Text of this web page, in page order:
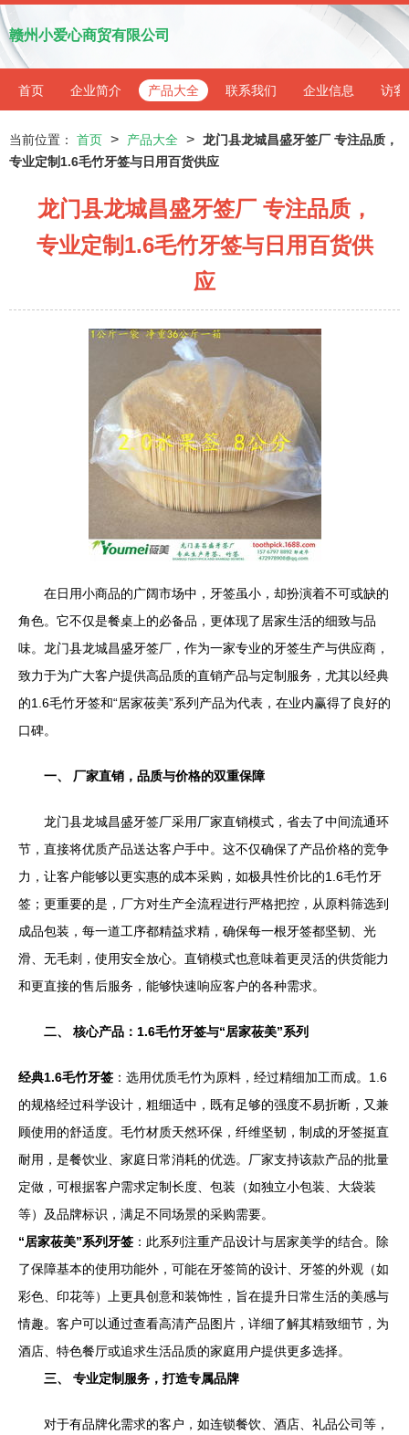
赣州小爱心商贸有限公司
首页 企业简介 产品大全 联系我们 企业信息 访客
当前位置： 首页 > 产品大全 > 龙门县龙城昌盛牙签厂 专注品质，
专业定制1.6毛竹牙签与日用百货供应
龙门县龙城昌盛牙签厂 专注品质，
专业定制1.6毛竹牙签与日用百货供
应
在日用小商品的广阔市场中，牙签虽小，却扮演着不可或缺的
角色。它不仅是餐桌上的必备品，更体现了居家生活的细致与品
味。龙门县龙城昌盛牙签厂，作为一家专业的牙签生产与供应商，
致力于为广大客户提供高品质的直销产品与定制服务，尤其以经典
的1.6毛竹牙签和“居家莜美”系列产品为代表，在业内赢得了良好的
口碑。
一、 厂家直销，品质与价格的双重保障
龙门县龙城昌盛牙签厂采用厂家直销模式，省去了中间流通环
节，直接将优质产品送达客户手中。这不仅确保了产品价格的竞争
力，让客户能够以更实惠的成本采购，如极具性价比的1.6毛竹牙
签；更重要的是，厂方对生产全流程进行严格把控，从原料筛选到
成品包装，每一道工序都精益求精，确保每一根牙签都坚韧、光
滑、无毛刺，使用安全放心。直销模式也意味着更灵活的供货能力
和更直接的售后服务，能够快速响应客户的各种需求。
二、 核心产品：1.6毛竹牙签与“居家莜美”系列
经典1.6毛竹牙签 ：选用优质毛竹为原料，经过精细加工而成。1.6
的规格经过科学设计，粗细适中，既有足够的强度不易折断，又兼
顾使用的舒适度。毛竹材质天然环保，纤维坚韧，制成的牙签挺直
耐用，是餐饮业、家庭日常消耗的优选。厂家支持该款产品的批量
定做，可根据客户需求定制长度、包装（如独立小包装、大袋装
等）及品牌标识，满足不同场景的采购需要。
“居家莜美”系列牙签 ：此系列注重产品设计与居家美学的结合。除
了保障基本的使用功能外，可能在牙签筒的设计、牙签的外观（如
彩色、印花等）上更具创意和装饰性，旨在提升日常生活的美感与
情趣。客户可以通过查看高清产品图片，详细了解其精致细节，为
酒店、特色餐厅或追求生活品质的家庭用户提供更多选择。
三、 专业定制服务，打造专属品牌
对于有品牌化需求的客户，如连锁餐饮、酒店、礼品公司等，